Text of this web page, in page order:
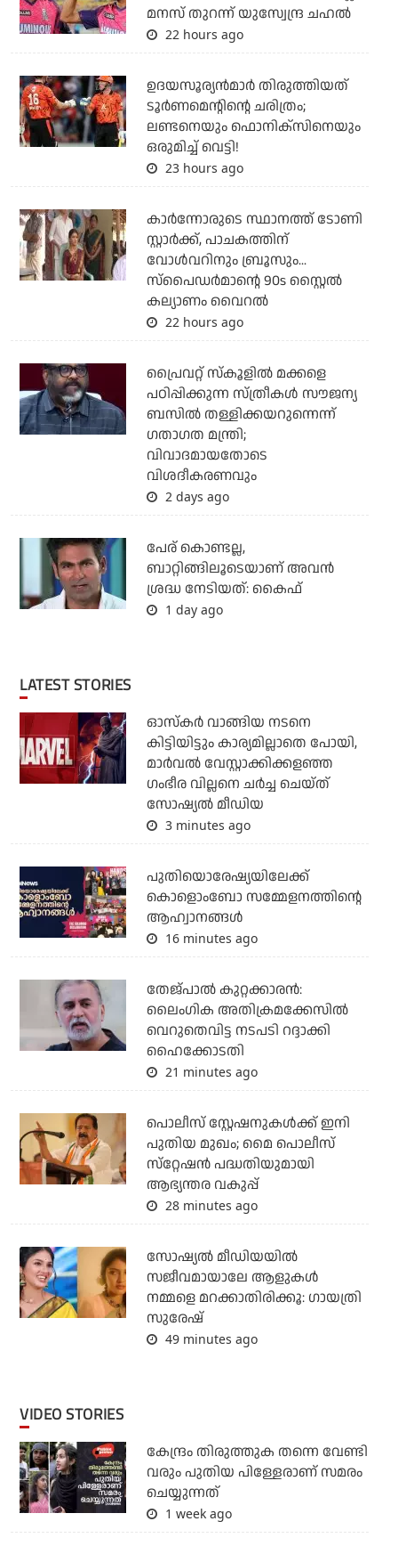
മനസ് തുറന്ന് യുസ്വേന്ദ്ര ചഹല്‍
22 hours ago
ഉദയസൂര്യന്‍മാര്‍ തിരുത്തിയത്
ടൂര്‍ണമെന്റിന്റെ ചരിത്രം;
ലണ്ടനെയും ഫൊനിക്‌സിനെയും
ഒരുമിച്ച് വെട്ടി!
23 hours ago
കാര്‍ന്നോരുടെ സ്ഥാനത്ത് ടോണി
സ്റ്റാര്‍ക്ക്, പാചകത്തിന്
വോള്‍വറിനും ബ്രൂസും...
സ്‌പൈഡര്‍മാന്റെ 90s സ്റ്റൈല്‍
കല്യാണം വൈറല്‍
22 hours ago
പ്രൈവറ്റ് സ്‌കൂളില്‍ മക്കളെ
പഠിപ്പിക്കുന്ന സ്ത്രീകള്‍ സൗജന്യ
ബസില്‍ തള്ളിക്കയറുന്നെന്ന്
ഗതാഗത മന്ത്രി;
വിവാദമായതോടെ
വിശദീകരണവും
2 days ago
പേര് കൊണ്ടല്ല,
ബാറ്റിങ്ങിലൂടെയാണ് അവൻ
ശ്രദ്ധ നേടിയത്: കൈഫ്
1 day ago
LATEST STORIES
ഓസ്‌കര്‍ വാങ്ങിയ നടനെ
കിട്ടിയിട്ടും കാര്യമില്ലാതെ പോയി,
മാര്‍വല്‍ വേസ്റ്റാക്കിക്കളഞ്ഞ
ഗംഭീര വില്ലനെ ചര്‍ച്ച ചെയ്ത്
സോഷ്യല്‍ മീഡിയ
3 minutes ago
പുതിയൊരേഷ്യയിലേക്ക്
കൊളൊംബോ സമ്മേളനത്തിന്റെ
ആഹ്വാനങ്ങള്‍
16 minutes ago
തേജ്പാല്‍ കുറ്റക്കാരന്‍:
ലൈംഗിക അതിക്രമക്കേസില്‍
വെറുതെവിട്ട നടപടി റദ്ദാക്കി
ഹൈക്കോടതി
21 minutes ago
പൊലീസ് സ്റ്റേഷനുകള്‍ക്ക് ഇനി
പുതിയ മുഖം; മൈ പൊലീസ്
സ്‌റ്റേഷന്‍ പദ്ധതിയുമായി
ആഭ്യന്തര വകുപ്പ്
28 minutes ago
സോഷ്യൽ മീഡിയയിൽ
സജീവമായാലേ ആളുകൾ
നമ്മളെ മറക്കാതിരിക്കൂ: ഗായത്രി
സുരേഷ്
49 minutes ago
VIDEO STORIES
കേന്ദ്രം തിരുത്തുക തന്നെ വേണ്ടി
വരും പുതിയ പിള്ളേരാണ് സമരം
ചെയ്യുന്നത്
1 week ago